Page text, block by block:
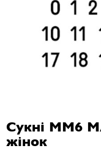
Сукні MM6
жінок